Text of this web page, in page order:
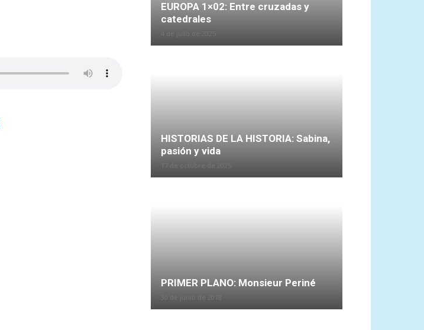
EUROPA 1×02: Entre cruzadas y
catedrales
HISTORIAS DE LA HISTORIA: Sabina,
pasión y vida
17 de octubre de 2025
PRIMER PLANO: Monsieur Periné